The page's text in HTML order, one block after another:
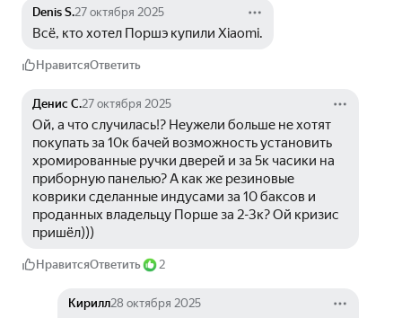
Denis S.27 октября 2025
Всё, кто хотел Поршэ купили Xiaomi.
НравитсяОтветить
Денис С.27 октября 2025
Ой, а что случилась!? Неужели больше не хотят
покупать за 10к бачей возможность установить
хромированные ручки дверей и за 5к часики на
приборную панелью? А как же резиновые
коврики сделанные индусами за 10 баксов и
проданных владельцу Порше за 2-3к? Ой кризис
пришёл)))
НравитсяОтветить 2
Кирилл28 октября 2025